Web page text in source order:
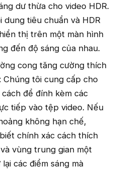
dư thừa cho video HDR.
dung tiêu chuẩn và HDR
thị trên một màn hình
đến độ sáng của nhau.
cong tăng cường thích
Chúng tôi cung cấp cho
để đính kèm các
tiếp vào tệp video. Nếu
không hạn chế,
chính xác cách thích
vùng trung gian một
các điểm sáng mà